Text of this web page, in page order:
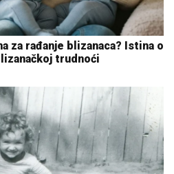
za rađanje blizanaca? Istina o
trudnoći